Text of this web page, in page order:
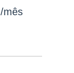
/mês